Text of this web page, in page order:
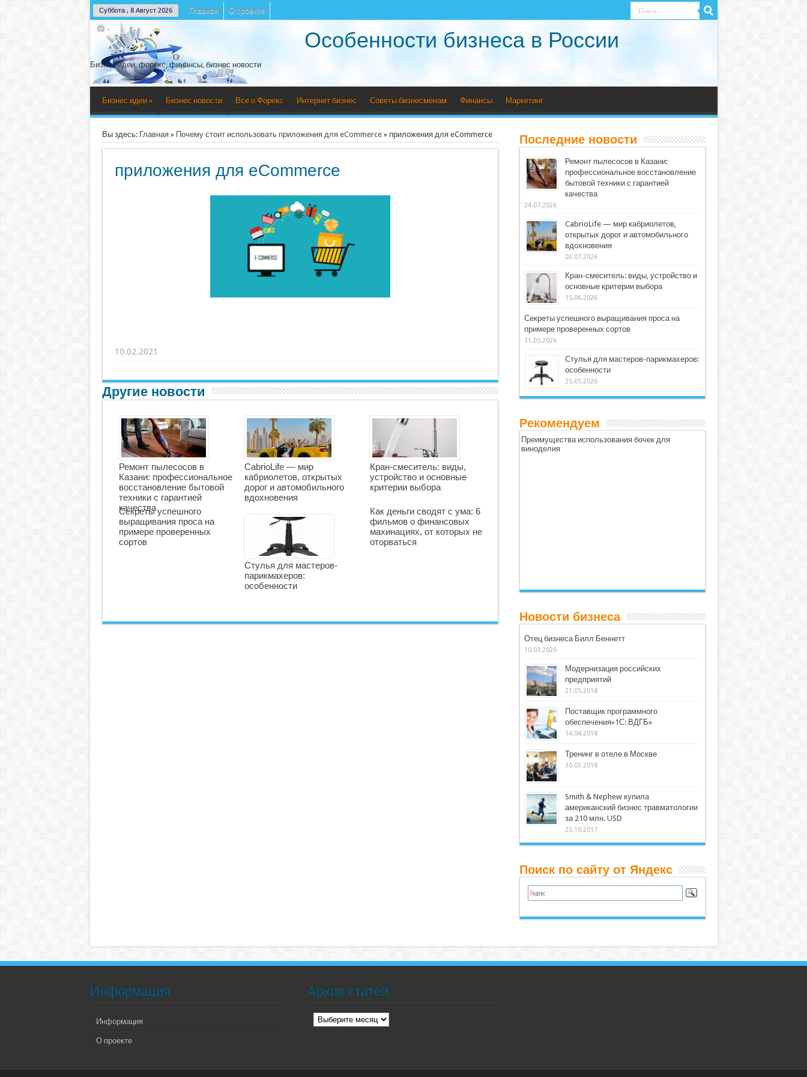
Суббота , 8 Август 2026 Главная О проекте
Особенности бизнеса в России
Бизнес идеи, форекс, финансы, бизнес новости
Бизнес идеи » Бизнес новости Все о Форекс Интернет бизнес Советы бизнесменам Финансы Маркетинг
Вы здесь: Главная» Почему стоит использовать приложения для eCommerce» приложения для eCommerce
приложения для eCommerce
10.02.2021
Другие новости
Ремонт пылесосов в
Казани: профессиональное
восстановление бытовой
техники с гарантией
качества
CabrioLife — мир
кабриолетов, открытых
дорог и автомобильного
вдохновения
Кран-смеситель: виды,
устройство и основные
критерии выбора
Секреты успешного
выращивания проса на
примере проверенных
сортов
Стулья для мастеров-
парикмахеров:
особенности
Как деньги сводят с ума: 6
фильмов о финансовых
махинациях, от которых не
оторваться
Последние новости
Ремонт пылесосов в Казани:
профессиональное восстановление
бытовой техники с гарантией
качества
24.07.2026
CabrioLife — мир кабриолетов,
открытых дорог и автомобильного
вдохновения
03.07.2026
Кран-смеситель: виды, устройство и
основные критерии выбора
15.06.2026
Секреты успешного выращивания проса на
примере проверенных сортов
31.05.2026
Стулья для мастеров-парикмахеров:
особенности
25.05.2026
Рекомендуем
Преимущества использования бочек для
виноделия
Новости бизнеса
Отец бизнеса Билл Беннетт
10.03.2020
Модернизация российских
предприятий
21.05.2018
Поставщик программного
обеспечения»1С: ВДГБ»
14.04.2018
Тренинг в отеле в Москве
30.03.2018
Smith & Nephew купила
американский бизнес травматологии
за 210 млн. USD
23.10.2017
Поиск по сайту от Яндекс
Информация
Информация
О проекте
Архив статей
Архив
статей